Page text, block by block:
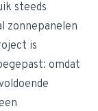
steeds
zonnepanelen
is
omdat